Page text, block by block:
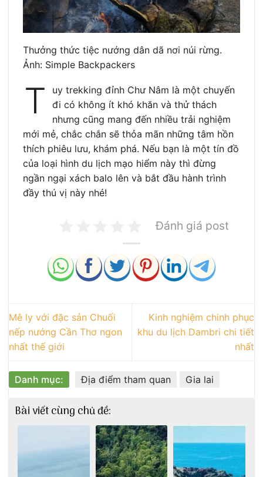
Thưởng thức tiệc nướng dân dã nơi núi rừng.
Ảnh: Simple Backpackers
T
uy trekking đỉnh Chư Nâm là một chuyến
đi có không ít khó khăn và thử thách
nhưng cũng mang đến nhiều trải nghiệm
mới mẻ, chắc chắn sẽ thỏa mãn những tâm hồn
thích phiêu lưu, khám phá. Nếu bạn là một tín đồ
của loại hình du lịch mạo hiểm này thì đừng
ngần ngại xách balo lên và bắt đầu hành trình
đầy thú vị này nhé!
Đánh giá post
Mê ly với đặc sản Chuối
nếp nướng Cần Thơ ngon
nhất thế giới
Kinh nghiệm chinh phục
khu du lịch Dambri chi tiết
nhất
Danh mục: Địa điểm tham quan Gia lai
Bài viết cùng chủ đề: